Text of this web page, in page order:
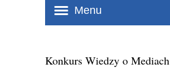
Menu
Konkurs Wiedzy o Mediach